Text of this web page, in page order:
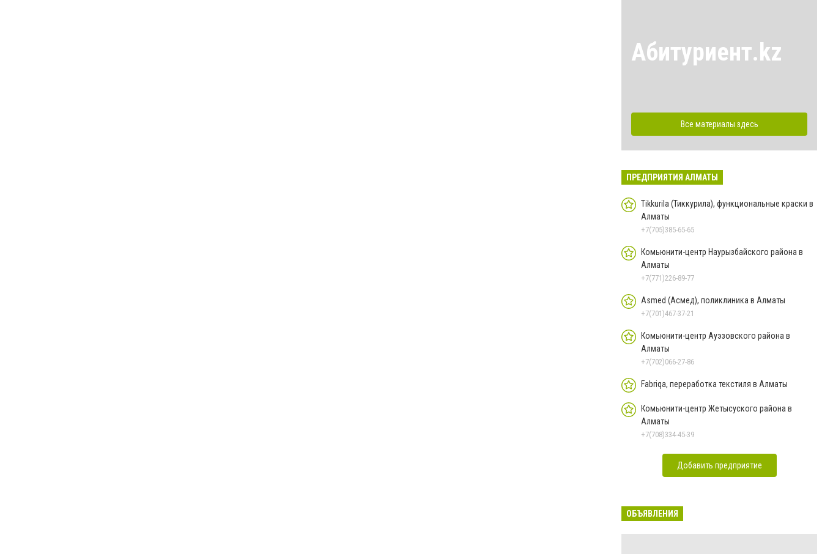
Абитуриент.kz
Все материалы здесь
ПРЕДПРИЯТИЯ АЛМАТЫ
Tikkurila (Тиккурила), функциональные краски в
Алматы
+7(705)385-65-65
Комьюнити-центр Наурызбайского района в
Алматы
+7(771)226-89-77
Asmed (Асмед), поликлиника в Алматы
+7(701)467-37-21
Комьюнити-центр Ауэзовского района в
Алматы
+7(702)066-27-86
Fabriqa, переработка текстиля в Алматы
Комьюнити-центр Жетысуского района в
Алматы
+7(708)334-45-39
Добавить предприятие
ОБЪЯВЛЕНИЯ